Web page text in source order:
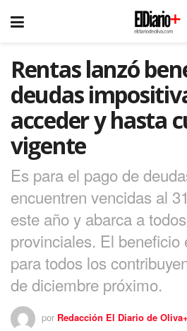
Rentas lanzó
deudas
acceder y hasta
vigente
Es para el pago de
encuentren vencidas al
este año y abarca a
provinciales. El beneficio
para todos los
de diciembre próximo.
por Redacción El Diario de Oliva+